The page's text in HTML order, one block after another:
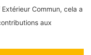
Commun, cela a
aux